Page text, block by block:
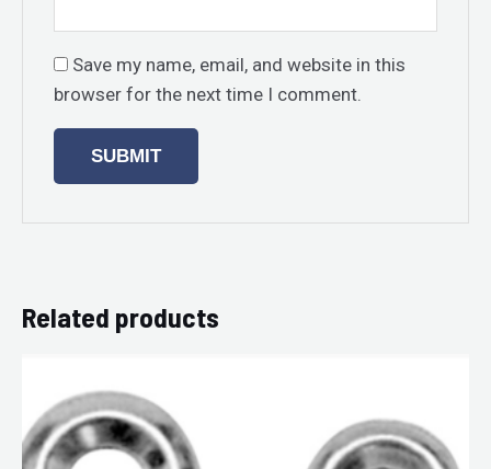
Save my name, email, and website in this
browser for the next time I comment.
Related products